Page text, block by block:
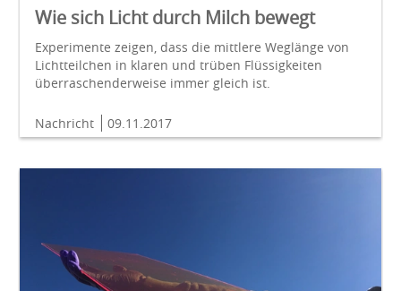
Wie sich Licht durch Milch bewegt
Experimente zeigen, dass die mittlere Weglänge von
Lichtteilchen in klaren und trüben Flüssigkeiten
überraschenderweise immer gleich ist.
Nachricht 09.11.2017